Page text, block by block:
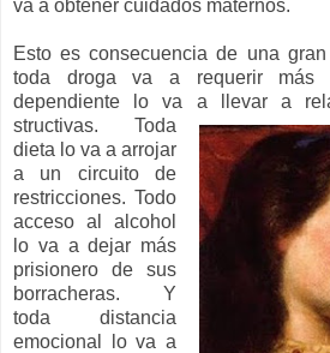
va a obtener cuidados maternos.
Esto es consecuencia de una
toda droga va a requerir más
dependiente lo va a llevar a
structivas. Toda
dieta lo va a arrojar
a un circuito de
restricciones. Todo
acceso al alcohol
lo va a dejar más
prisionero de sus
borracheras. Y
toda distancia
emocional lo va a